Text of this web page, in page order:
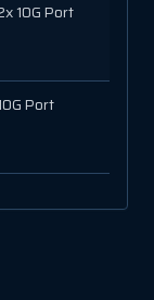
10G Port
Port